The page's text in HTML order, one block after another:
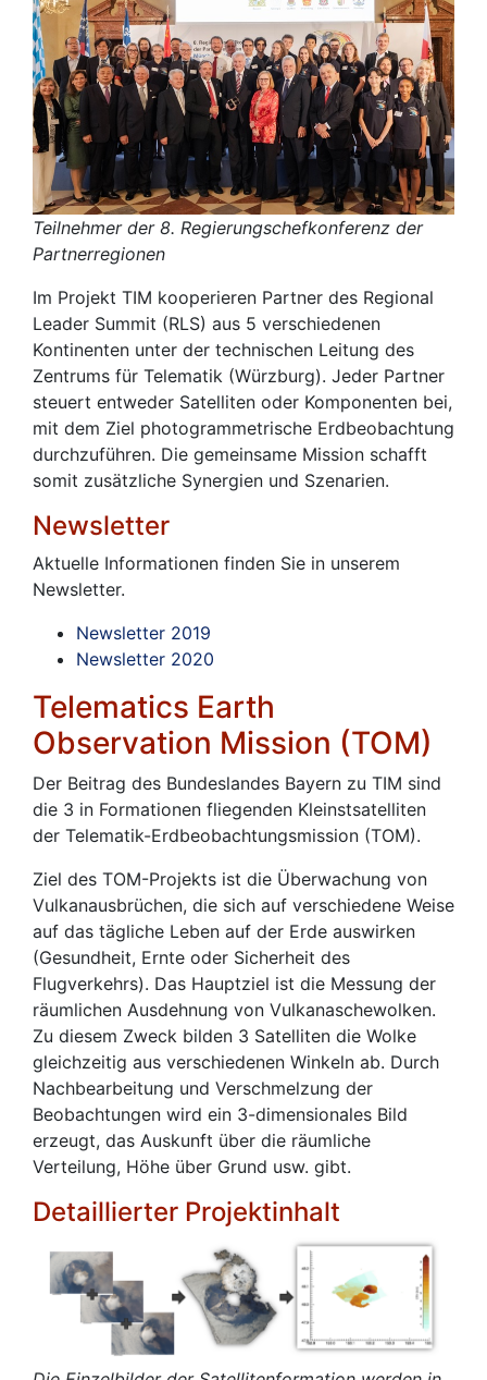
Teilnehmer der 8. Regierungschefkonferenz der
Partnerregionen
Im Projekt TIM kooperieren Partner des Regional
Leader Summit (RLS) aus 5 verschiedenen
Kontinenten unter der technischen Leitung des
Zentrums für Telematik (Würzburg). Jeder Partner
steuert entweder Satelliten oder Komponenten bei,
mit dem Ziel photogrammetrische Erdbeobachtung
durchzuführen. Die gemeinsame Mission schafft
somit zusätzliche Synergien und Szenarien.
Newsletter
Aktuelle Informationen finden Sie in unserem
Newsletter.
Newsletter 2019
Newsletter 2020
Telematics Earth
Observation Mission (TOM)
Der Beitrag des Bundeslandes Bayern zu TIM sind
die 3 in Formationen fliegenden Kleinstsatelliten
der Telematik-Erdbeobachtungsmission (TOM).
Ziel des TOM-Projekts ist die Überwachung von
Vulkanausbrüchen, die sich auf verschiedene Weise
auf das tägliche Leben auf der Erde auswirken
(Gesundheit, Ernte oder Sicherheit des
Flugverkehrs). Das Hauptziel ist die Messung der
räumlichen Ausdehnung von Vulkanaschewolken.
Zu diesem Zweck bilden 3 Satelliten die Wolke
gleichzeitig aus verschiedenen Winkeln ab. Durch
Nachbearbeitung und Verschmelzung der
Beobachtungen wird ein 3-dimensionales Bild
erzeugt, das Auskunft über die räumliche
Verteilung, Höhe über Grund usw. gibt.
Detaillierter Projektinhalt